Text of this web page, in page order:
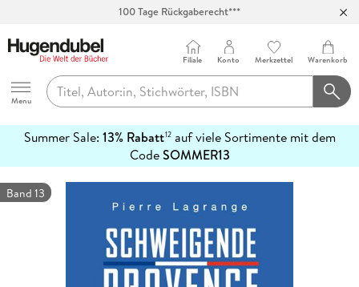
100 Tage Rückgaberecht***
Hugendubel
Menu
Filiale Konto Merkzettel Warenkorb
Summer Sale: 13% Rabatt12auf viele Sortimente mit dem
CodeSOMMER13
erfahren
Band 13